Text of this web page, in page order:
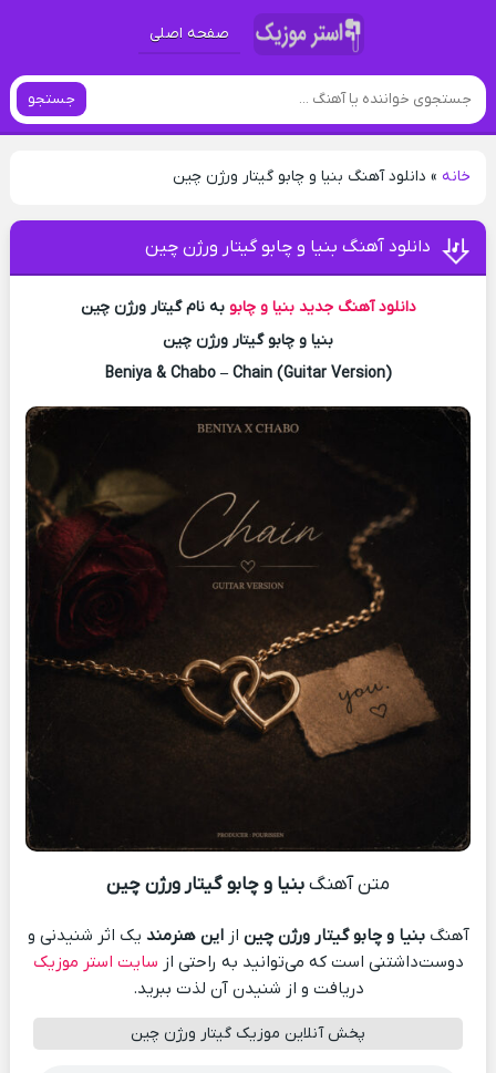
صفحه اصلی
جستجو
خانه» دانلود آهنگ بنیا و چابو گیتار ورژن چین
دانلود آهنگ بنیا و چابو گیتار ورژن چین
دانلود آهنگ جدید بنیا و چابو به نام گیتار ورژن چین
بنیا و چابو گیتار ورژن چین
Beniya & Chabo – Chain (Guitar Version)
متن آهنگبنیا و چابو گیتار ورژن چین
آهنگبنیا و چابو گیتار ورژن چین ازاین هنرمند یک اثر شنیدنی و
دوست‌داشتنی است که می‌توانید به راحتی از سایت استر موزیک
دریافت و از شنیدن آن لذت ببرید.
پخش آنلاین موزیک گیتار ورژن چین